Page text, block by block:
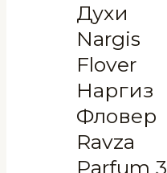
Духи
Nargis
Flover
Наргиз
Фловер
Ravza
Parfum 3